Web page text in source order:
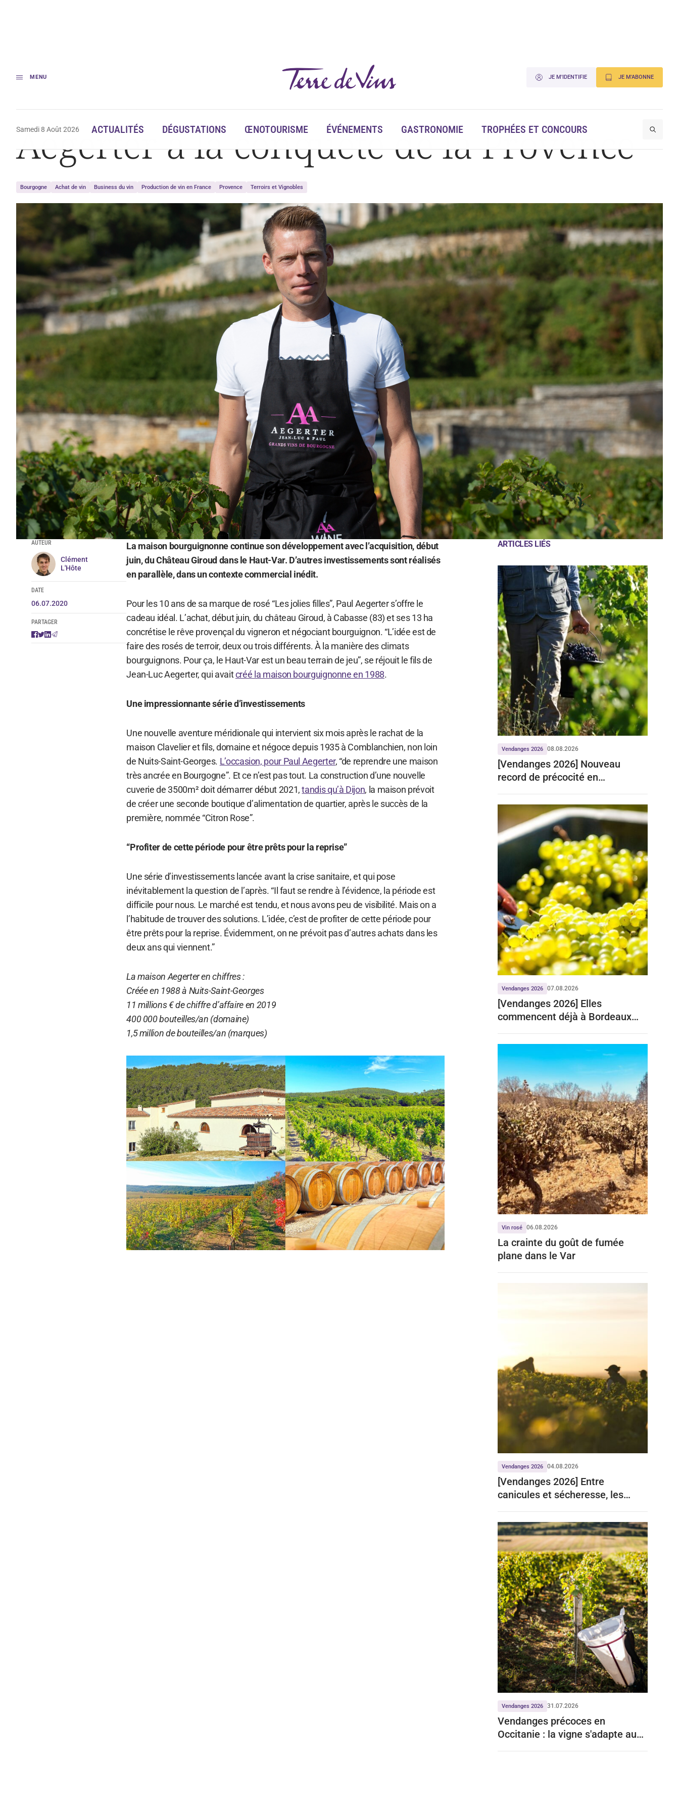
MENU JE M'IDENTIFIE JE M'ABONNE
Samedi 8 Août 2026 ACTUALITÉS DÉGUSTATIONS ŒNOTOURISME ÉVÉNEMENTS GASTRONOMIE TROPHÉES ET CONCOURS
Accueil Aegerter à la conquête de la Provence
Aegerter à la conquête de la Provence
Bourgogne Achat de vin Business du vin Production de vin en France Provence Terroirs et Vignobles
AUTEUR
Clément
L'Hôte
DATE
06.07.2020
PARTAGER
La maison bourguignonne continue son développement avec l’acquisition, début
juin, du Château Giroud dans le Haut-Var. D’autres investissements sont réalisés
en parallèle, dans un contexte commercial inédit.
Pour les 10 ans de sa marque de rosé “Les jolies filles”, Paul Aegerter s’offre le
cadeau idéal. L’achat, début juin, du château Giroud, à Cabasse (83) et ses 13 ha
concrétise le rêve provençal du vigneron et négociant bourguignon. “L’idée est de
faire des rosés de terroir, deux ou trois différents. À la manière des climats
bourguignons. Pour ça, le Haut-Var est un beau terrain de jeu”, se réjouit le fils de
Jean-Luc Aegerter, qui avaitcréé la maison bourguignonne en 1988.
Une impressionnante série d’investissements
Une nouvelle aventure méridionale qui intervient six mois après le rachat de la
maison Clavelier et fils, domaine et négoce depuis 1935 à Comblanchien, non loin
de Nuits-Saint-Georges. L’occasion, pour Paul Aegerter, “de reprendre une maison
très ancrée en Bourgogne”. Et ce n’est pas tout. La construction d’une nouvelle
cuverie de 3500m² doit démarrer début 2021,tandis qu’à Dijon, la maison prévoit
de créer une seconde boutique d’alimentation de quartier, après le succès de la
première, nommée “Citron Rose”.
“Profiter de cette période pour être prêts pour la reprise”
Une série d’investissements lancée avant la crise sanitaire, et qui pose
inévitablement la question de l’après. “Il faut se rendre à l’évidence, la période est
difficile pour nous. Le marché est tendu, et nous avons peu de visibilité. Mais on a
l’habitude de trouver des solutions. L’idée, c’est de profiter de cette période pour
être prêts pour la reprise. Évidemment, on ne prévoit pas d’autres achats dans les
deux ans qui viennent.”
La maison Aegerter en chiffres :
Créée en 1988 à Nuits-Saint-Georges
11 millions € de chiffre d’affaire en 2019
400 000 bouteilles/an (domaine)
1,5 million de bouteilles/an (marques)
ARTICLES LIÉS
Vendanges 2026 08.08.2026
[Vendanges 2026] Nouveau
record de précocité en
Vendanges 2026 07.08.2026
[Vendanges 2026] Elles
commencent déjà à Bordeaux
Vin rosé 06.08.2026
La crainte du goût de fumée
plane dans le Var
Vendanges 2026 04.08.2026
[Vendanges 2026] Entre
canicules et sécheresse, les
l’agriculture reportées
Vendanges 2026 31.07.2026
Vendanges précoces en
Occitanie : la vigne s'adapte aux